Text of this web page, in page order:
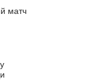
матч